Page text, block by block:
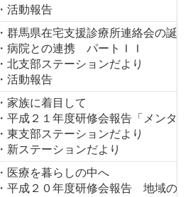
・活動報告
・群馬県在宅支援診療所連絡会の誕生
・病院との連携 パートＩＩ
・北支部ステーションだより
・活動報告
・家族に着目して
・平成２１年度研修会報告「メンタ
・東支部ステーションだより
・新ステーションだより
・医療を暮らしの中へ
・平成２０年度研修会報告 地域の